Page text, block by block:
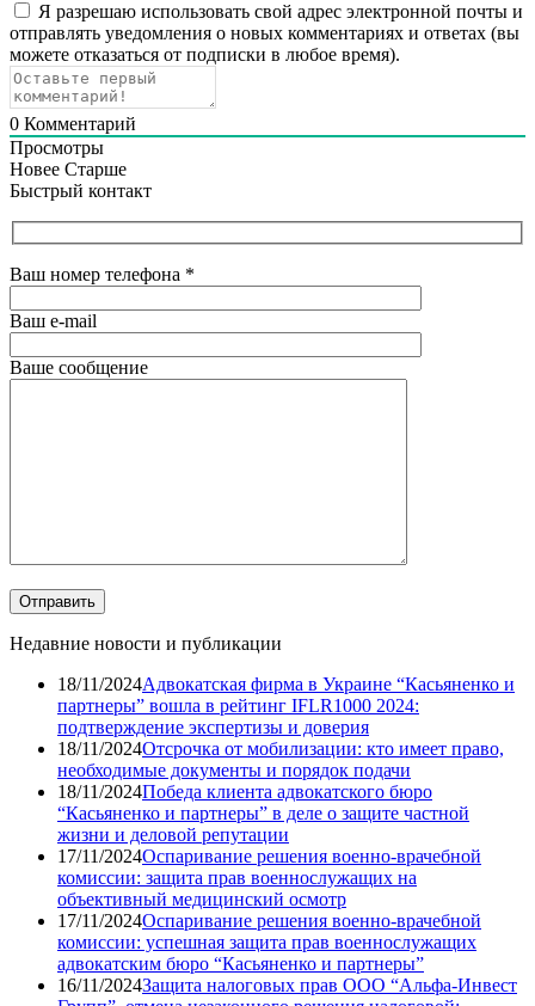
Я разрешаю использовать свой адрес электронной почты и
отправлять уведомления о новых комментариях и ответах (вы
можете отказаться от подписки в любое время).
0 Комментарий
Просмотры
Новее Старше
Быстрый контакт
Ваш номер телефона *
Ваш e-mail
Ваше сообщение
Недавние новости и публикации
18/11/2024Адвокатская фирма в Украине “Касьяненко и
партнеры” вошла в рейтинг IFLR1000 2024:
подтверждение экспертизы и доверия
18/11/2024Отсрочка от мобилизации: кто имеет право,
необходимые документы и порядок подачи
18/11/2024Победа клиента адвокатского бюро
“Касьяненко и партнеры” в деле о защите частной
жизни и деловой репутации
17/11/2024Оспаривание решения военно-врачебной
комиссии: защита прав военнослужащих на
объективный медицинский осмотр
17/11/2024Оспаривание решения военно-врачебной
комиссии: успешная защита прав военнослужащих
адвокатским бюро “Касьяненко и партнеры”
16/11/2024Защита налоговых прав ООО “Альфа-Инвест